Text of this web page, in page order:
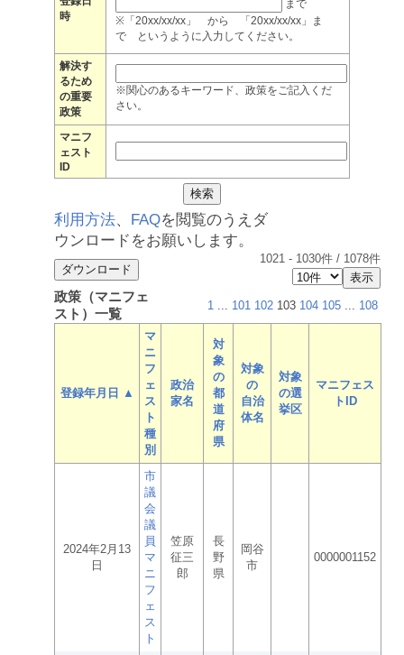
時
まで
※「20xx/xx/xx」 から 「20xx/xx/xx」ま
で というように入力してください。
解決す
るため
の重要
政策
※関心のあるキーワード、政策をご記入くだ
さい。
マニフ
ェスト
ID
利用方法、 FAQを閲覧のうえダ
ウンロードをお願いします。
1021 - 1030件 / 1078件
政策（マニフェ
スト）一覧
1 ... 101 102 103 104 105 ... 108
登録年月日 ▲
マ
ニ
フ
ェ
ス
ト
種
別
政治
家名
対
象
の
都
道
府
県
対象
の
自治
体名
対象
の選
挙区
マニフェス
トID
2024年2月13
日
市
議
会
議
員
マ
ニ
フ
ェ
ス
ト
笠原
征三
郎
長
野
県
岡谷
市
0000001152